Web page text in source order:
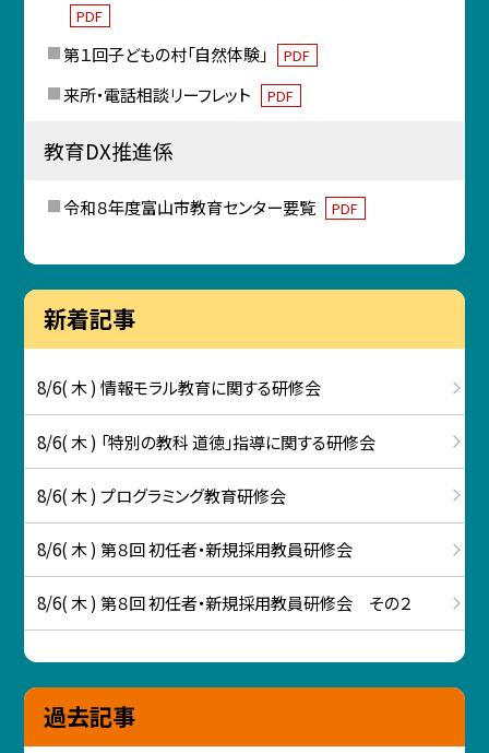
PDF
第１回子どもの村「自然体験」 PDF
来所・電話相談リーフレット PDF
教育DX推進係
令和８年度富山市教育センター要覧 PDF
新着記事
8/6( 木 ) 情報モラル教育に関する研修会
8/6( 木 ) 「特別の教科 道徳」指導に関する研修会
8/6( 木 ) プログラミング教育研修会
8/6( 木 ) 第８回 初任者・新規採用教員研修会
8/6( 木 ) 第８回 初任者・新規採用教員研修会 その２
過去記事